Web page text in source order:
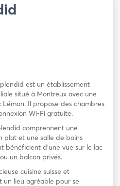
est un établissement
situé à Montreux avec une
Il propose des chambres
Wi-Fi gratuite.
comprennent une
plat et une salle de bains
bénéficient d’une vue sur le lac
un balcon privés.
cuisine suisse et
un lieu agréable pour se